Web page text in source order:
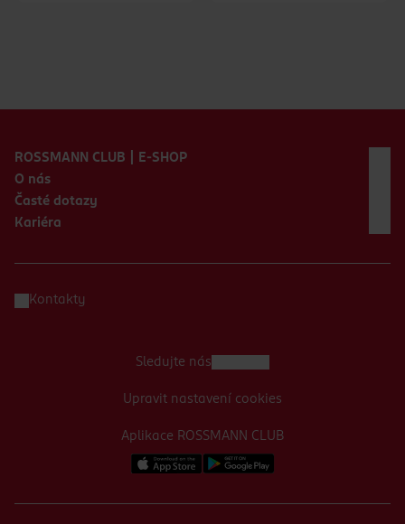
ROSSMANN CLUB | E-SHOP
O nás
Časté dotazy
Kariéra
Kontakty
Aplikace ROSSMANN CLUB
Sledujte nás
Upravit nastavení cookies